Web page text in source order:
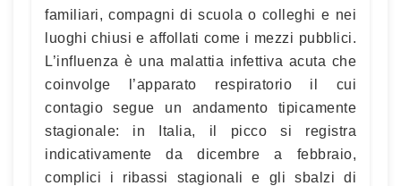
familiari, compagni di scuola o colleghi e nei
luoghi chiusi e affollati come i mezzi pubblici.
L’influenza è una malattia infettiva acuta che
coinvolge l’apparato respiratorio il cui
contagio segue un andamento tipicamente
stagionale: in Italia, il picco si registra
indicativamente da dicembre a febbraio,
complici i ribassi stagionali e gli sbalzi di